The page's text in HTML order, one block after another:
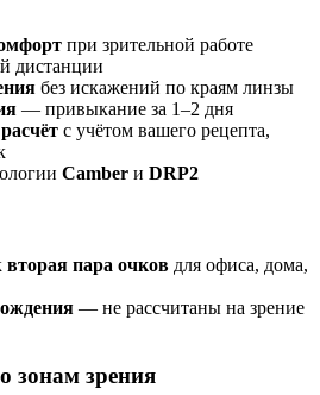
при зрительной работе
дистанции
без искажений по краям линзы
— привыкание за 1–2 дня
с учётом вашего рецепта,
Camber и DRP2
вторая пара очков для офиса, дома,
— не рассчитаны на зрение
зонам зрения